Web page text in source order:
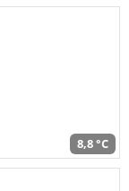
8,8 °C